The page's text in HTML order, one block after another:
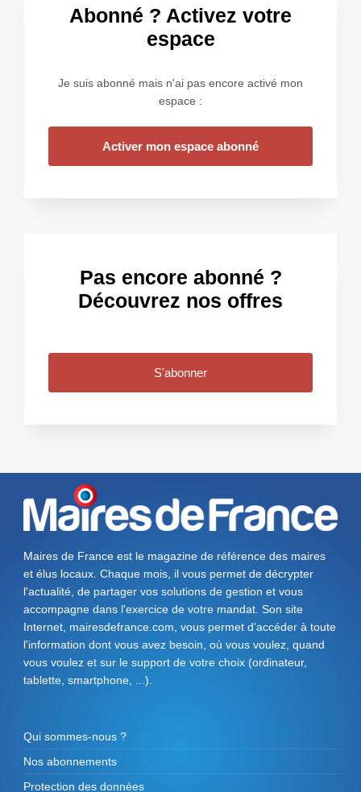
Abonné ? Activez votre
espace
Je suis abonné mais n'ai pas encore activé mon
espace :
Activer mon espace abonné
Pas encore abonné ?
Découvrez nos offres
S'abonner
Maires de France est le magazine de référence des maires
et élus locaux. Chaque mois, il vous permet de décrypter
l'actualité, de partager vos solutions de gestion et vous
accompagne dans l'exercice de votre mandat. Son site
Internet, mairesdefrance.com, vous permet d’accéder à toute
l'information dont vous avez besoin, où vous voulez, quand
vous voulez et sur le support de votre choix (ordinateur,
tablette, smartphone, ...).
Qui sommes-nous ?
Nos abonnements
Protection des données